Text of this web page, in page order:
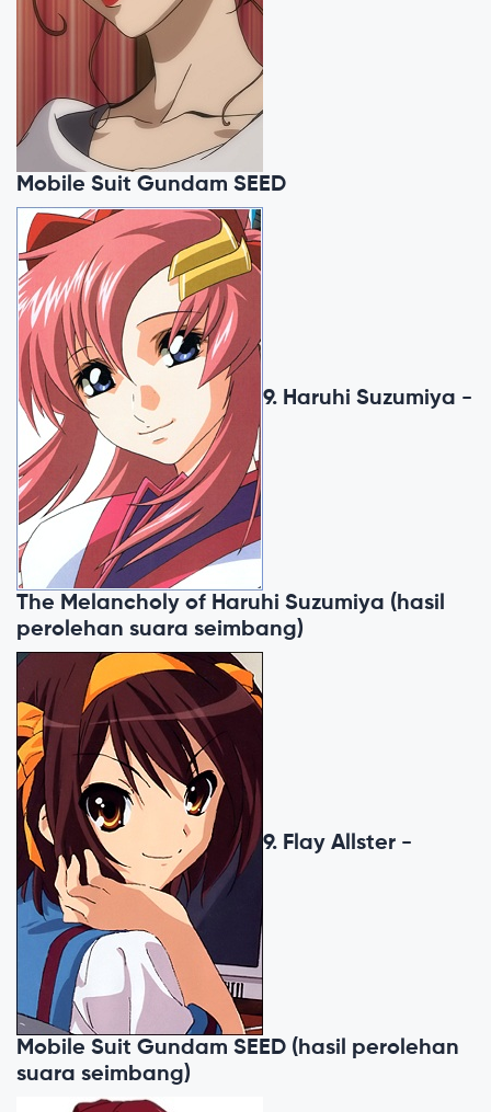
Mobile Suit Gundam SEED
9. Haruhi Suzumiya -
The Melancholy of Haruhi Suzumiya (hasil
perolehan suara seimbang)
9. Flay Allster -
Mobile Suit Gundam SEED (hasil perolehan
suara seimbang)